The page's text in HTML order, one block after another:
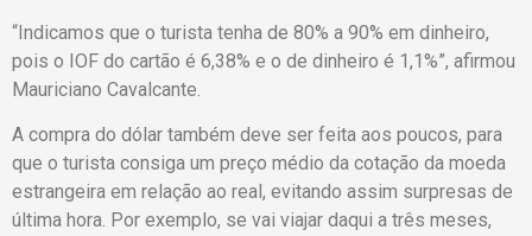
“Indicamos que o turista tenha de 80% a 90% em dinheiro,
pois o IOF do cartão é 6,38% e o de dinheiro é 1,1%”, afirmou
Mauriciano Cavalcante.
A compra do dólar também deve ser feita aos poucos, para
que o turista consiga um preço médio da cotação da moeda
estrangeira em relação ao real, evitando assim surpresas de
última hora. Por exemplo, se vai viajar daqui a três meses,